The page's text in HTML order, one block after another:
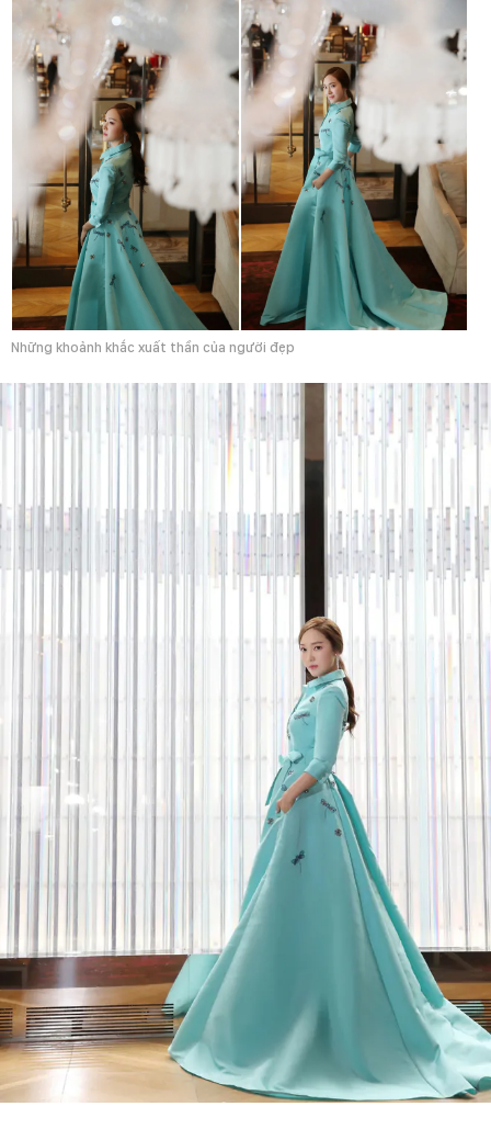
Những khoảnh khắc xuất thần của người đẹp